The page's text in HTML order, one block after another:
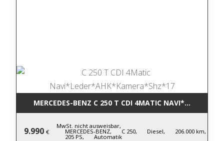
MERCEDES-BENZ C 250 T CDI 4MATIC
9.990 €
MwSt. nicht ausweisbar,
MERCEDES-BENZ, C 250, Diesel, 206.000 km,
205 PS, Automatik